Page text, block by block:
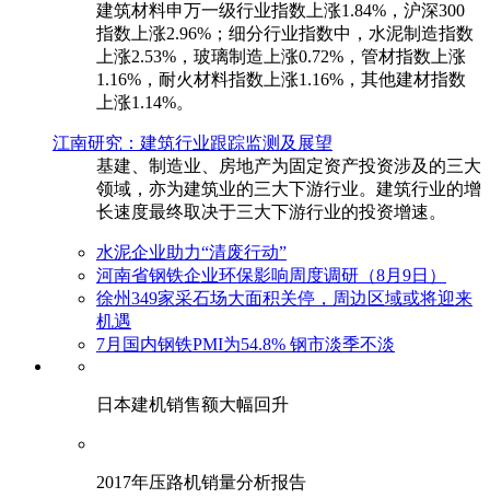
建筑材料申万一级行业指数上涨1.84%，沪深300
指数上涨2.96%；细分行业指数中，水泥制造指数
上涨2.53%，玻璃制造上涨0.72%，管材指数上涨
1.16%，耐火材料指数上涨1.16%，其他建材指数
上涨1.14%。
江南研究：建筑行业跟踪监测及展望
基建、制造业、房地产为固定资产投资涉及的三大
领域，亦为建筑业的三大下游行业。建筑行业的增
长速度最终取决于三大下游行业的投资增速。
水泥企业助力“清废行动”
河南省钢铁企业环保影响周度调研（8月9日）
徐州349家采石场大面积关停，周边区域或将迎来
机遇
7月国内钢铁PMI为54.8% 钢市淡季不淡
日本建机销售额大幅回升
2017年压路机销量分析报告